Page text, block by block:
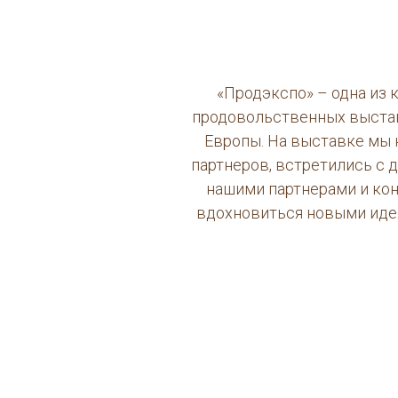
«Продэкспо» – одна из
продовольственных
Европы. На выставке мы
партнеров, встретились
нашими партнерами и
вдохновиться новыми